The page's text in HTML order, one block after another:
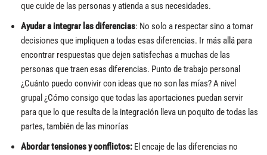
que cuide de las personas y atienda a sus necesidades.
Ayudar a integrar las diferencias: No solo a respectar sino a tomar
decisiones que impliquen a todas esas diferencias. Ir más allá para
encontrar respuestas que dejen satisfechas a muchas de las
personas que traen esas diferencias. Punto de trabajo personal
¿Cuánto puedo convivir con ideas que no son las mías? A nivel
grupal ¿Cómo consigo que todas las aportaciones puedan servir
para que lo que resulta de la integración lleva un poquito de todas las
partes, también de las minorías
Abordar tensiones y conflictos: El encaje de las diferencias no